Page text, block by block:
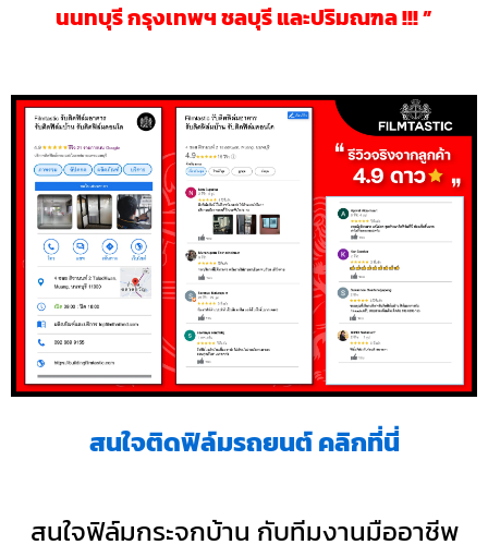
นนทบุรี กรุงเทพฯ ชลบุรี และปริมณฑล !!! ”
สนใจติดฟิล์มรถยนต์ คลิกที่นี่
สนใจฟิล์มกระจกบ้าน กับทีมงานมืออาชีพ